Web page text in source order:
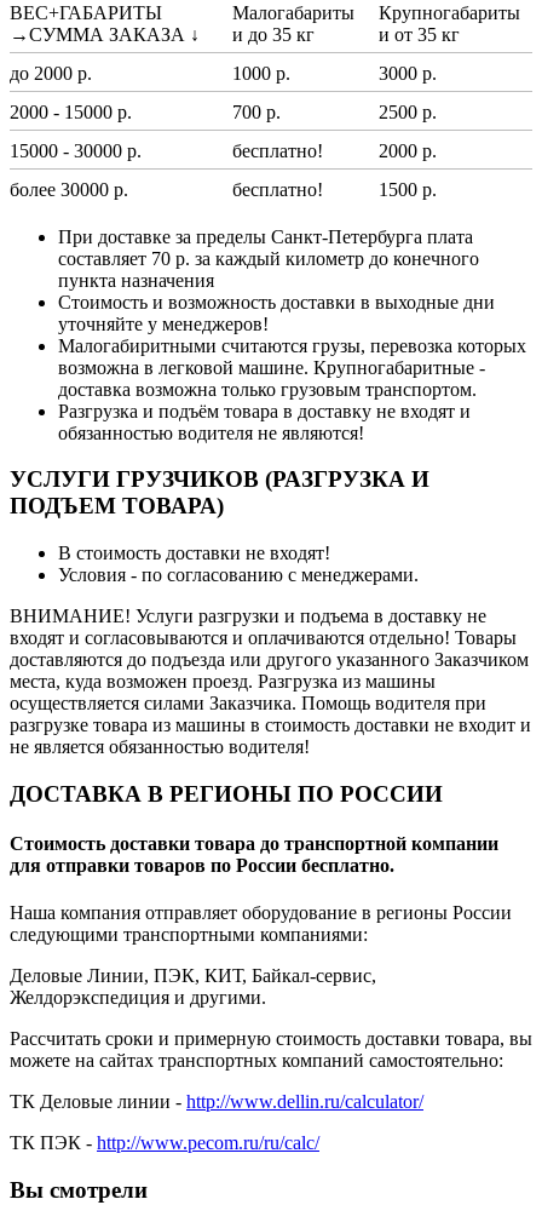
ВЕС+ГАБАРИТЫ
→СУММА ЗАКАЗА ↓
Малогабариты
и до 35 кг
Крупногабариты
и от 35 кг
до 2000 р.
1000 р.
3000 р.
2000 - 15000 р.
700 р.
2500 р.
15000 - 30000 р.
бесплатно!
2000 р.
более 30000 р.
бесплатно! 1500 р.
При доставке за пределы Санкт-Петербурга плата
составляет 70 р. за каждый километр до конечного
пункта назначения
Стоимость и возможность доставки в выходные дни
уточняйте у менеджеров!
Малогабиритными считаются грузы, перевозка которых
возможна в легковой машине. Крупногабаритные -
доставка возможна только грузовым транспортом.
Разгрузка и подъём товара в доставку не входят и
обязанностью водителя не являются!
УСЛУГИ ГРУЗЧИКОВ (РАЗГРУЗКА И
ПОДЪЕМ ТОВАРА)
В стоимость доставки не входят!
Условия - по согласованию с менеджерами.
ВНИМАНИЕ! Услуги разгрузки и подъема в доставку не
входят и согласовываются и оплачиваются отдельно! Товары
доставляются до подъезда или другого указанного Заказчиком
места, куда возможен проезд. Разгрузка из машины
осуществляется силами Заказчика. Помощь водителя при
разгрузке товара из машины в стоимость доставки не входит и
не является обязанностью водителя!
ДОСТАВКА В РЕГИОНЫ ПО РОССИИ
Стоимость доставки товара до транспортной компании
для отправки товаров по России бесплатно.
Наша компания отправляет оборудование в регионы России
следующими транспортными компаниями:
Деловые Линии, ПЭК, КИТ, Байкал-сервис,
Желдорэкспедиция и другими.
Рассчитать сроки и примерную стоимость доставки товара, вы
можете на сайтах транспортных компаний самостоятельно:
ТК Деловые линии - http://www.dellin.ru/calculator/
ТК ПЭК - http://www.pecom.ru/ru/calc/
Вы смотрели